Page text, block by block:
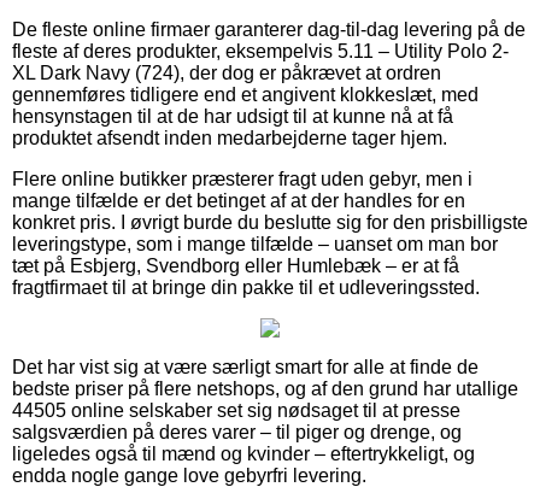
De fleste online firmaer garanterer dag-til-dag levering på de
fleste af deres produkter, eksempelvis 5.11 – Utility Polo 2-
XL Dark Navy (724), der dog er påkrævet at ordren
gennemføres tidligere end et angivent klokkeslæt, med
hensynstagen til at de har udsigt til at kunne nå at få
produktet afsendt inden medarbejderne tager hjem.
Flere online butikker præsterer fragt uden gebyr, men i
mange tilfælde er det betinget af at der handles for en
konkret pris. I øvrigt burde du beslutte sig for den prisbilligste
leveringstype, som i mange tilfælde – uanset om man bor
tæt på Esbjerg, Svendborg eller Humlebæk – er at få
fragtfirmaet til at bringe din pakke til et udleveringssted.
Det har vist sig at være særligt smart for alle at finde de
bedste priser på flere netshops, og af den grund har utallige
44505 online selskaber set sig nødsaget til at presse
salgsværdien på deres varer – til piger og drenge, og
ligeledes også til mænd og kvinder – eftertrykkeligt, og
endda nogle gange love gebyrfri levering.